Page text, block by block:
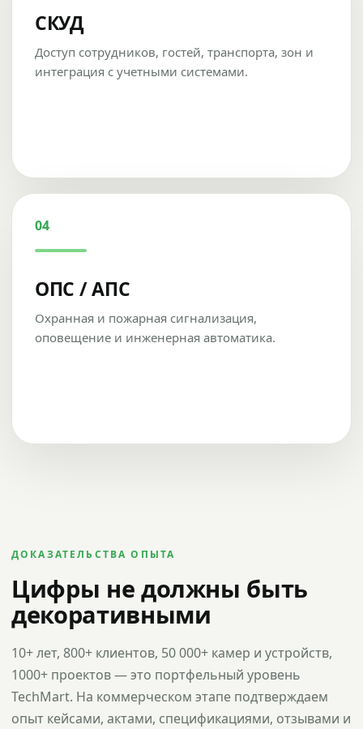
СКУД
Доступ сотрудников, гостей, транспорта, зон и
интеграция с учетными системами.
04
ОПС / АПС
Охранная и пожарная сигнализация,
оповещение и инженерная автоматика.
ДОКАЗАТЕЛЬСТВА ОПЫТА
Цифры не должны быть
декоративными
10+ лет, 800+ клиентов, 50 000+ камер и устройств,
1000+ проектов — это портфельный уровень
TechMart. На коммерческом этапе подтверждаем
опыт кейсами, актами, спецификациями, отзывами и